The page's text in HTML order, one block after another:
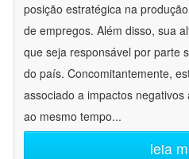
posição estratégica na
de empregos. Além disso, sua
que seja responsável por parte
do país. Concomitantemente,
associado a impactos
ao mesmo tempo...
leia